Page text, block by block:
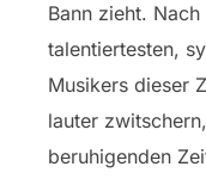
Bann zieht.
talentiertesten,
Musikers dieser
lauter
beruhigenden